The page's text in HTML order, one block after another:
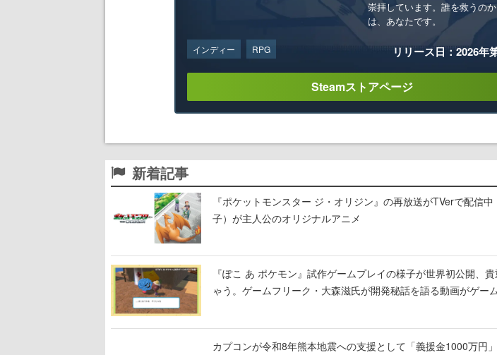
崇拝しています。誰を救うの
は、あなたです。
インディー RPG リリース日：2026年
Steamストアページ
新着記事
『ポケットモンスター ジ・オリジン』の再放送がTVerで配信
子）が主人公のオリジナルアニメ
『ぽこ あ ポケモン』試作ゲームプレイの様子が世界初公開、
ゃう。ゲームフリーク・大森滋氏が開発秘話を語る動画がゲー
カプコンが令和8年熊本地震への支援として「義援金1000万円